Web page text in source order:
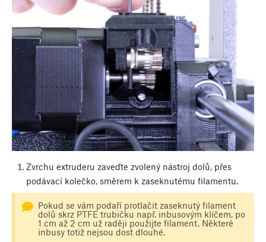
Zvrchu extruderu zaveďte zvolený nástroj dolů, přes
podávací kolečko, směrem k zaseknutému filamentu.
Pokud se vám podaří protlačit zaseknutý filament
dolů skrz PTFE trubičku např. inbusovým klíčem, po
1 cm až 2 cm už raději použijte filament. Některé
inbusy totiž nejsou dost dlouhé.